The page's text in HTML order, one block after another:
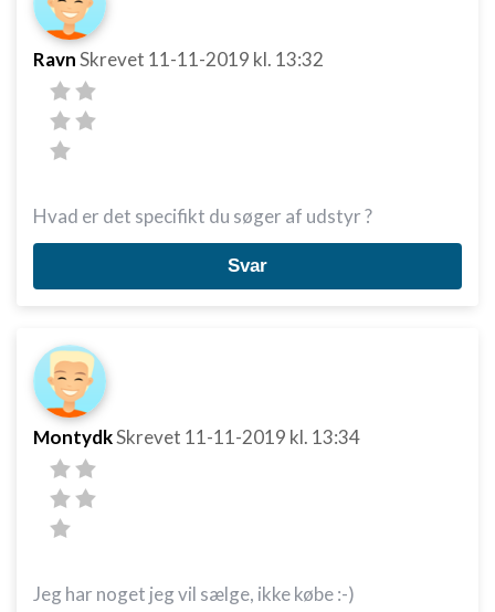
RavnSkrevet 11-11-2019 kl. 13:32
Hvad er det specifikt du søger af udstyr ?
Svar
MontydkSkrevet 11-11-2019 kl. 13:34
Jeg har noget jeg vil sælge, ikke købe :-)